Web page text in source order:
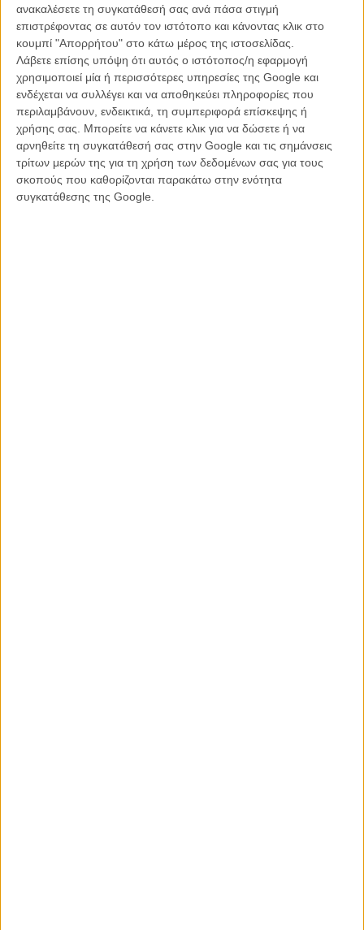
ανακαλέσετε τη συγκατάθεσή σας ανά πάσα στιγμή
επιστρέφοντας σε αυτόν τον ιστότοπο και κάνοντας κλικ στο
κουμπί "Απορρήτου" στο κάτω μέρος της ιστοσελίδας.
Λάβετε επίσης υπόψη ότι αυτός ο ιστότοπος/η εφαρμογή
χρησιμοποιεί μία ή περισσότερες υπηρεσίες της Google και
ενδέχεται να συλλέγει και να αποθηκεύει πληροφορίες που
περιλαμβάνουν, ενδεικτικά, τη συμπεριφορά επίσκεψης ή
χρήσης σας. Μπορείτε να κάνετε κλικ για να δώσετε ή να
αρνηθείτε τη συγκατάθεσή σας στην Google και τις σημάνσεις
τρίτων μερών της για τη χρήση των δεδομένων σας για τους
σκοπούς που καθορίζονται παρακάτω στην ενότητα
συγκατάθεσης της Google.
Το Μεροκάματο του Τρόμου, 1953, Ανρί-Ζορζ Κλουζό
«Αλλη μια
κλασική ταινία αγωνίας...»